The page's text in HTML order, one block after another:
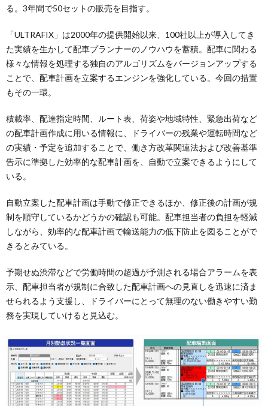
る。3年間で50セットの販売を目指す。
「ULTRAFIX」は2000年の提供開始以来、100社以上が導入してき
た実績を生かして配車プランナーのノウハウを蓄積。配車に関わる
様々な情報を処理する独自のアルゴリズムをバージョンアップする
ことで、配車計画を立案するエンジンを強化している。今回の措置
もその一環。
積載率、配達指定時間、ルート表、荷姿や地域特性、緊急出荷など
の配車計画作成に用いる情報に、ドライバーの残業や運転時間など
の実績・予定を追加することで、働き方改革関連法および改善基準
告示に準拠した効率的な配車計画を、自動で立案できるようにして
いる。
自動立案した配車計画は手動で修正できるほか、修正後の計画が規
制を順守しているかどうかの確認も可能。配車担当者の負担を軽減
しながら、効率的な配車計画で輸送能力の低下防止を図ることがで
きるとみている。
予期せぬ渋滞などで労働時間の超過が予測される場合アラームを表
示、配車担当者が規制に合致した配車計画への見直しを迅速に済ま
せられるよう支援し、ドライバーにとって無理のない働きやすい勤
務を実現していけると見込む。